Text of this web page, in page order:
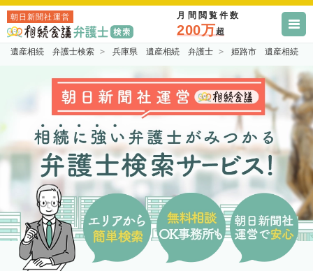
朝日新聞社運営 月間閲覧件数
200万超
遺産相続 弁護士検索 兵庫県 遺産相続 弁護士 姫路市 遺産相続